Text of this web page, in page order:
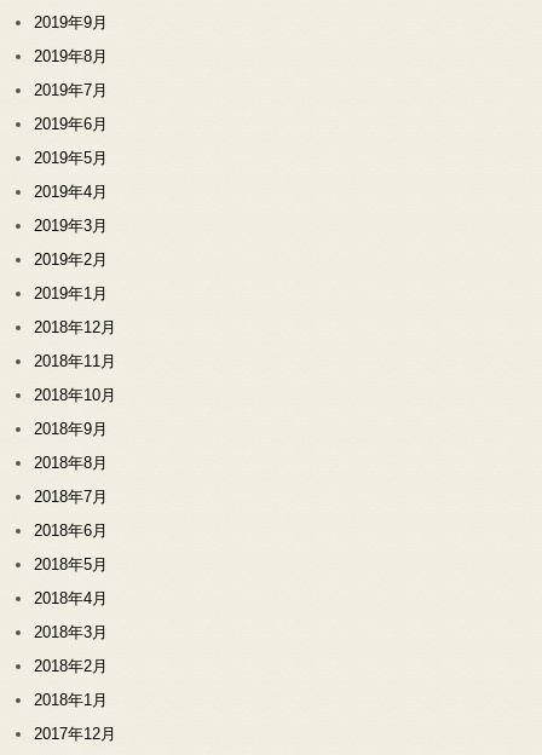
2019年9月
2019年8月
2019年7月
2019年6月
2019年5月
2019年4月
2019年3月
2019年2月
2019年1月
2018年12月
2018年11月
2018年10月
2018年9月
2018年8月
2018年7月
2018年6月
2018年5月
2018年4月
2018年3月
2018年2月
2018年1月
2017年12月